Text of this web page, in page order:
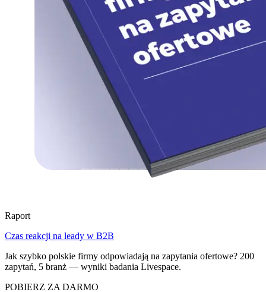
Raport
Czas reakcji na leady w B2B
Jak szybko polskie firmy odpowiadają na zapytania ofertowe? 200
zapytań, 5 branż — wyniki badania Livespace.
POBIERZ ZA DARMO